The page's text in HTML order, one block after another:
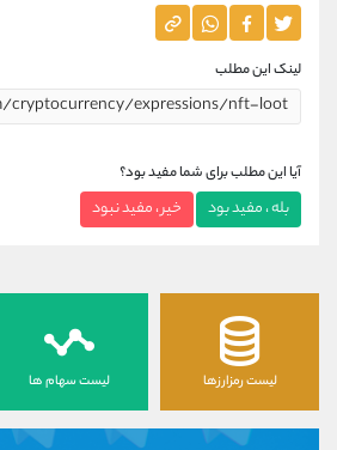
لینک این مطلب
آیا این مطلب برای شما مفید بود؟
بله ، مفید بود خیر ، مفید نبود
لیست رمزارزها لیست سهام ها